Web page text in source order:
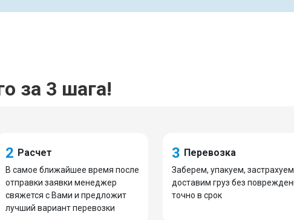
за 3 шага!
2 Расчет
В самое ближайшее время после
отправки заявки менеджер
свяжется с Вами и предложит
лучший вариант перевозки
3 Перевозка
Заберем, упакуем,
доставим груз без
точно в срок